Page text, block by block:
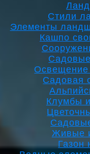
Стили
Элементы
Кашпо
Освещение
Садовая
Клумбы
Живые
Газон